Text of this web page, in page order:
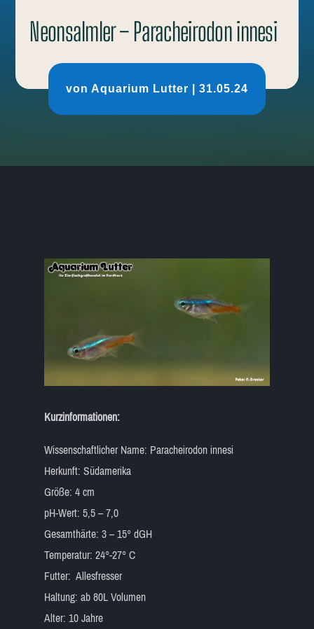
Neonsalmler – Paracheirodon innesi
von Aquarium Lutter 31.05.24
Kurzinformationen:
Wissenschaftlicher Name: Paracheirodon innesi
Herkunft: Südamerika
Größe: 4 cm
pH-Wert: 5,5 – 7,0
Gesamthärte: 3 – 15° dGH
Temperatur: 24°-27° C
Futter: Allesfresser
Haltung: ab 80L Volumen
Alter: 10 Jahre